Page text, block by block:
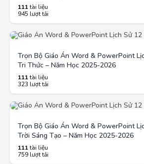
111tài liệu
945 lượt tải
Trọn Bộ Giáo Án Word & PowerPoint
Tri Thức – Năm Học 2025-2026
111tài liệu
323 lượt tải
Trọn Bộ Giáo Án Word & PowerPoint
Trời Sáng Tạo – Năm Học 2025-2026
111tài liệu
759 lượt tải